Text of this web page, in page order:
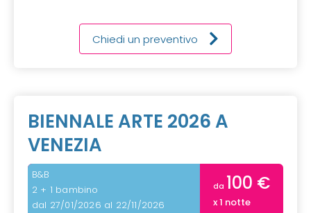
Chiedi un preventivo
BIENNALE ARTE 2026 A
VENEZIA
B&B
2 + 1 bambino
dal 27/01/2026 al 22/11/2026
da 100 €
x 1 notte